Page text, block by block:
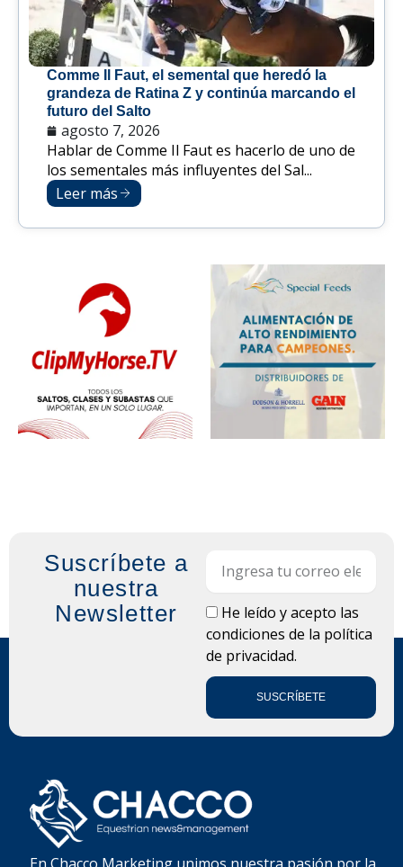
Comme Il Faut, el semental que heredó la
grandeza de Ratina Z y continúa marcando el
futuro del Salto
agosto 7, 2026
Hablar de Comme Il Faut es hacerlo de uno de
los sementales más influyentes del Sal...
Leer más
Suscríbete a
nuestra
Newsletter
LOPDHe leído y acepto las
condiciones de la política
de privacidad.
SUSCRÍBETE